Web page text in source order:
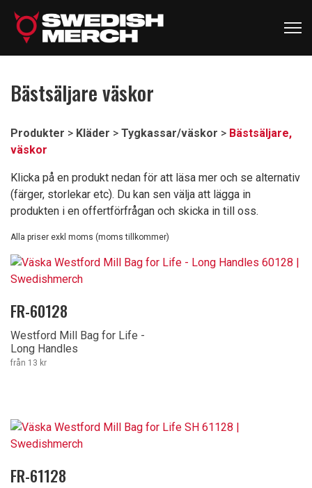
Bästsäljare väskor
Produkter > Kläder > Tygkassar/väskor > Bästsäljare,
väskor
Klicka på en produkt nedan för att läsa mer och se alternativ
(färger, storlekar etc). Du kan sen välja att lägga in
produkten i en offertförfrågan och skicka in till oss.
Alla priser exkl moms (moms tillkommer)
FR-60128
Westford Mill Bag for Life -
Long Handles
från 13 kr
FR-61128